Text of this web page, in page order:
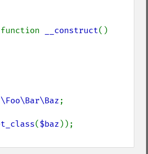
function
__construct()
\Foo\Bar\Baz;
($baz